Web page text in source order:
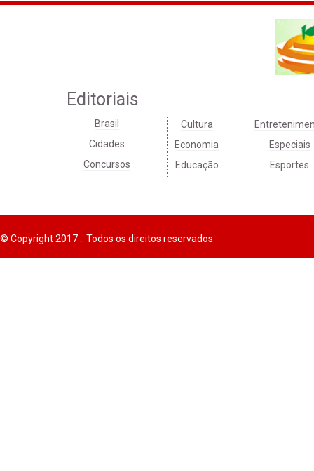
Editoriais
Brasil
Cidades
Concursos
Cultura
Economia
Educação
Especiais
Esportes
© Copyright 2017 :: Todos os direitos reservados